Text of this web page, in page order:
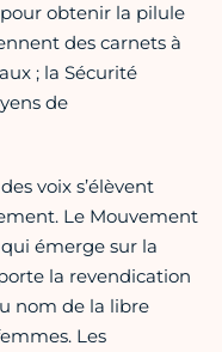
obtenir la pilule
des carnets à
; la Sécurité
de
voix s’élèvent
Le Mouvement
émerge sur la
la revendication
nom de la libre
Les